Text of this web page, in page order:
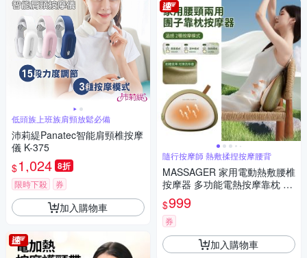
低頭族上班族肩頸放鬆必備
沛莉緹Panatec智能肩頸椎按摩
儀 K-375
$1,024 8折
限時下殺 券
加入購物車
隨行按摩師 熱敷揉捏按摩腰背
MASSAGER 家用電動熱敷腰椎
按摩器 多功能電熱按摩靠枕 親
膚推拿揉捏枕 交換禮物
$999
券
加入購物車